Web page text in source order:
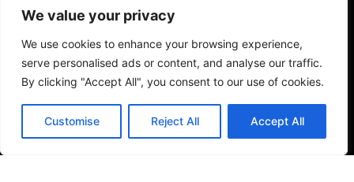
We value your privacy
We use cookies to enhance your browsing experience,
serve personalised ads or content, and analyse our traffic.
By clicking "Accept All", you consent to our use of cookies.
Customise Reject All Accept All
The views and opinions presented here are solely those of the
European Union or its Agency.
2024-2027 PULSE-ART project. This work is
licensed under a Creative Commons Attribution
4.0 International Licence(CC BY 4.0)
Legal notice